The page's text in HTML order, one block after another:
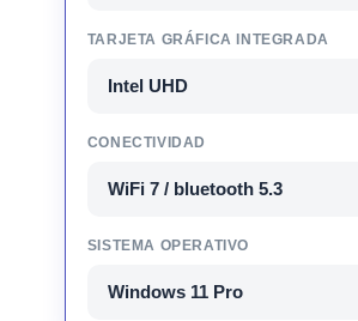
TARJETA GRÁFICA INTEGRADA
Intel UHD
CONECTIVIDAD
WiFi 7 / bluetooth 5.3
SISTEMA OPERATIVO
Windows 11 Pro